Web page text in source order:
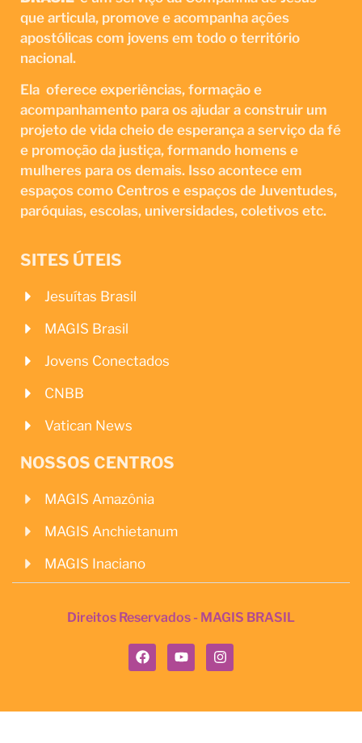
que articula, promove e acompanha ações
apostólicas com jovens em todo o território
nacional.
Ela oferece experiências, formação e
acompanhamento para os ajudar a construir um
projeto de vida cheio de esperança a serviço da fé
e promoção da justiça, formando homens e
mulheres para os demais. Isso acontece em
espaços como Centros e espaços de Juventudes,
paróquias, escolas, universidades, coletivos etc.
SITES ÚTEIS
Jesuítas Brasil
MAGIS Brasil
Jovens Conectados
CNBB
Vatican News
NOSSOS CENTROS
MAGIS Amazônia
MAGIS Anchietanum
MAGIS Inaciano
Direitos Reservados - MAGIS BRASIL